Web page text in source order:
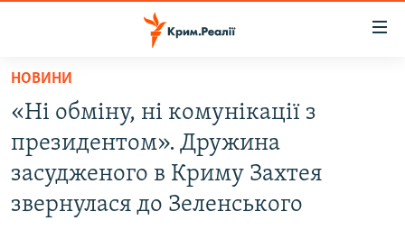
Перейти
основного
матеріалу
Перейти
до
основної
НОВИНИ
ВІДЕО ТА ФОТО
НОВИНИ
«Ні обміну, ні комунікації з
президентом». Дружина
засудженого в Криму Захтея
звернулася до Зеленського